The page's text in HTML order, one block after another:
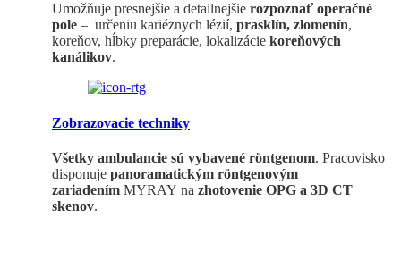
Umožňuje presnejšie a detailnejšie rozpoznať operačné
pole – určeniu kariéznych lézií, prasklín, zlomenín,
koreňov, hĺbky preparácie, lokalizácie koreňových
kanálikov.
Zobrazovacie techniky
Všetky ambulancie sú vybavené röntgenom. Pracovisko
disponuje panoramatickým röntgenovým
zariadením MYRAY na zhotovenie OPG a 3D CT
skenov.